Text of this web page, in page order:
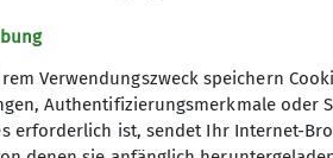
Verwendungszweck speichern
Authentifizierungsmerkmale oder
erforderlich ist, sendet Ihr Internet-